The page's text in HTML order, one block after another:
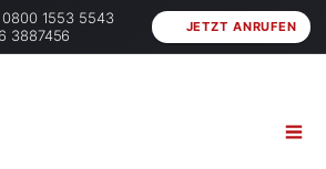
1553 5543
3887456
JETZT ANRUFEN